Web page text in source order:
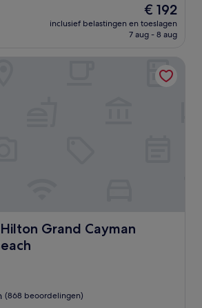
De
prijs
is
€ 192
inclusief belastingen en toeslagen
7 aug - 8 aug
Grand Cayman
Grand Cayman Seven Mile Beach
(868 beoordelingen)
Grand Cayman Seven Mile Beach